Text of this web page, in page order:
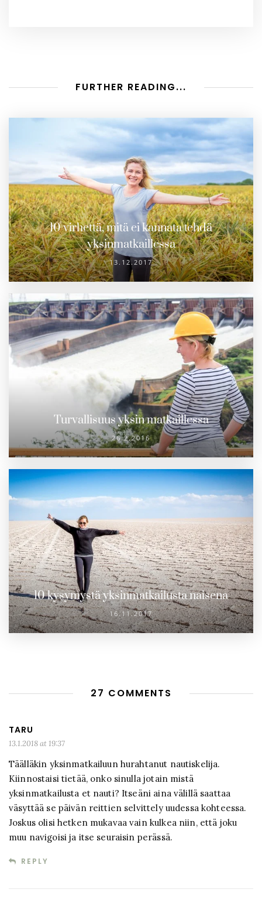
FURTHER READING...
10 virhettä, mitä ei kannata tehdä
yksinmatkaillessa
13.12.2017
Turvallisuus yksin matkaillessa
26.2.2016
10 kysymystä yksinmatkailusta naisena
16.11.2017
27 COMMENTS
TARU
13.1.2018 at 19:37
Täälläkin yksinmatkailuun hurahtanut nautiskelija.
Kiinnostaisi tietää, onko sinulla jotain mistä
yksinmatkailusta et nauti? Itseäni aina välillä saattaa
väsyttää se päivän reittien selvittely uudessa kohteessa.
Joskus olisi hetken mukavaa vain kulkea niin, että joku
muu navigoisi ja itse seuraisin perässä.
REPLY